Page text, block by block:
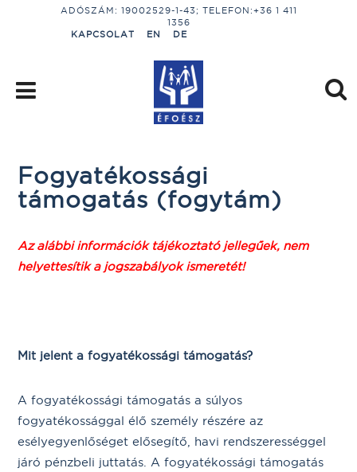
ADÓSZÁM: 19002529-1-43; TELEFON:+36 1 411
1356
KAPCSOLAT
EN DE
Fogyatékossági
támogatás (fogytám)
Az alábbi információk tájékoztató jellegűek, nem
helyettesítik a jogszabályok ismeretét!
Mit jelent a fogyatékossági támogatás?
A fogyatékossági támogatás a súlyos
fogyatékossággal élő személy részére az
esélyegyenlőséget elősegítő, havi rendszerességgel
járó pénzbeli juttatás. A fogyatékossági támogatás